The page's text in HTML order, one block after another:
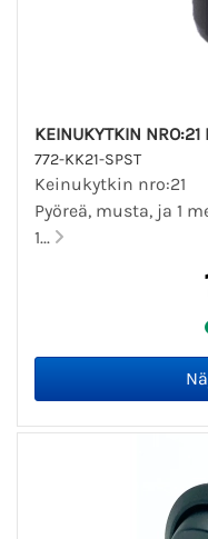
772-KK21-SPST
Keinukytkin nro:21
Pyöreä, musta, ja 1
1...